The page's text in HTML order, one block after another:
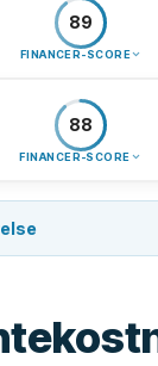
89
FINANCER-SCORE
88
FINANCER-SCORE